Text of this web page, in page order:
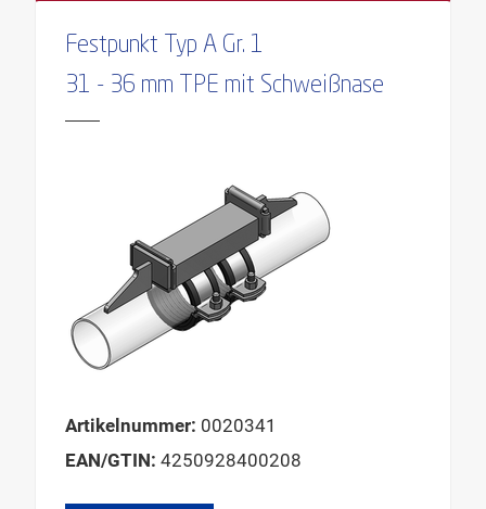
Festpunkt Typ A Gr. 1
31 - 36 mm TPE mit Schweißnase
Artikelnummer: 0020341
EAN/GTIN: 4250928400208